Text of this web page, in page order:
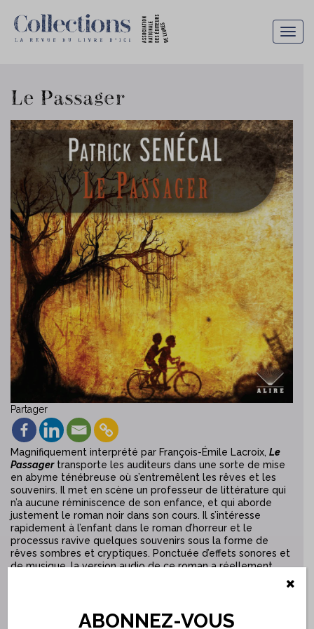
Le Passager
Partager
Magnifiquement interprété par François-Émile Lacroix, Le
Passagertransporte les auditeurs dans une sorte de mise
en abyme ténébreuse où s’entremêlent les rêves et les
souvenirs. Il met en scène un professeur de littérature qui
n’a aucune réminiscence de son enfance, et qui aborde
justement le roman noir dans son cours. Il s’intéresse
rapidement à l’enfant dans le roman d’horreur et le
processus ravive quelques souvenirs sous la forme de
rêves sombres et cryptiques. Ponctuée d’effets sonores et
de musique, la version audio de ce roman a réellement
mémoire joue des tours et les souvenirs, sortes d’échos du
ABONNEZ-VOUS